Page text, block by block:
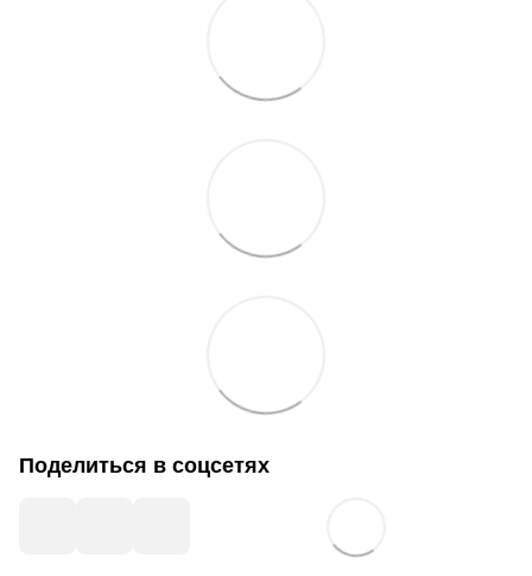
Поделиться в соцсетях